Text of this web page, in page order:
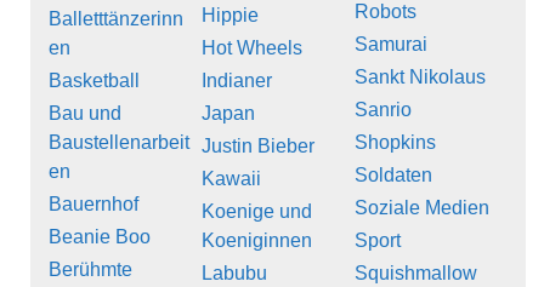
Balletttänzerinn
en
Basketball
Bau und
Baustellenarbeit
en
Bauernhof
Beanie Boo
Berühmte
Hippie
Hot Wheels
Indianer
Japan
Justin Bieber
Kawaii
Koenige und
Koeniginnen
Labubu
Robots
Samurai
Sankt Nikolaus
Sanrio
Shopkins
Soldaten
Soziale Medien
Sport
Squishmallow